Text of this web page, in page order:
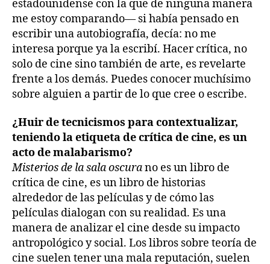
estadounidense con la que de ninguna manera
me estoy comparando— si había pensado en
escribir una autobiografía, decía: no me
interesa porque ya la escribí. Hacer crítica, no
solo de cine sino también de arte, es revelarte
frente a los demás. Puedes conocer muchísimo
sobre alguien a partir de lo que cree o escribe.
¿Huir de tecnicismos para contextualizar,
teniendo la etiqueta de crítica de cine, es un
acto de malabarismo?
Misterios de la sala oscurano es un libro de
crítica de cine, es un libro de historias
alrededor de las películas y de cómo las
películas dialogan con su realidad. Es una
manera de analizar el cine desde su impacto
antropológico y social. Los libros sobre teoría de
cine suelen tener una mala reputación, suelen